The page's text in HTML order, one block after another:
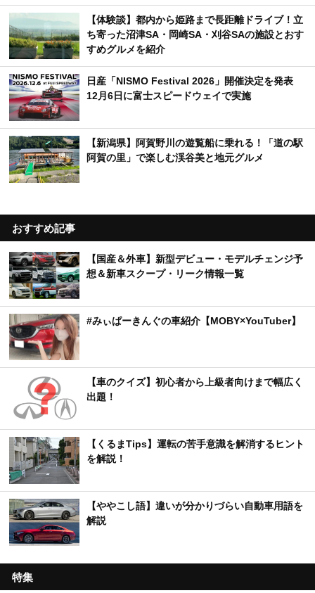
【体験談】都内から姫路まで長距離ドライブ！立
ち寄った沼津SA・岡崎SA・刈谷SAの施設とおす
すめグルメを紹介
日産「NISMO Festival 2026」開催決定を発表
12月6日に富士スピードウェイで実施
【新潟県】阿賀野川の遊覧船に乗れる！「道の駅
阿賀の里」で楽しむ渓谷美と地元グルメ
おすすめ記事
【国産＆外車】新型デビュー・モデルチェンジ予
想＆新車スクープ・リーク情報一覧
#みぃぱーきんぐの車紹介【MOBY×YouTuber】
【車のクイズ】初心者から上級者向けまで幅広く
出題！
【くるまTips】運転の苦手意識を解消するヒント
を解説！
【ややこし語】違いが分かりづらい自動車用語を
解説
特集